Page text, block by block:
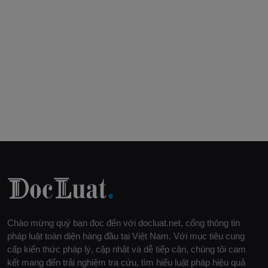
Chào mừng quý bạn đọc đến với docluat.net, cổng thông tin
pháp luật toàn diện hàng đầu tại Việt Nam. Với mục tiêu cung
cấp kiến thức pháp lý, cập nhật và dễ tiếp cận, chúng tôi cam
kết mang đến trải nghiệm tra cứu, tìm hiểu luật pháp hiệu quả